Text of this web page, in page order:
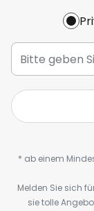
* ab einem
Melden Sie sich
sie tolle